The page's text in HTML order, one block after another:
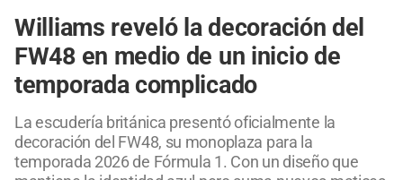
Williams reveló la decoración del
FW48 en medio de un inicio de
temporada complicado
La escudería británica presentó oficialmente la
decoración del FW48, su monoplaza para la
temporada 2026 de Fórmula 1. Con un diseño que